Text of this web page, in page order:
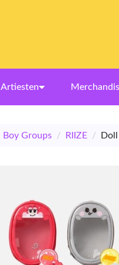
Artiesten
Boy Groups / RIIZE /